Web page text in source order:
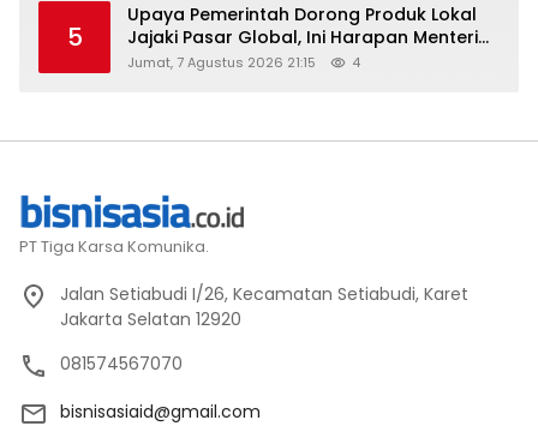
5
Upaya Pemerintah Dorong Produk Lokal
Jajaki Pasar Global, Ini Harapan Menteri
Perindustrian RI Lewat ILT dan IGT Expo
Jumat, 7 Agustus 2026 21:15 4
PT Tiga Karsa Komunika.
Jalan Setiabudi I/26, Kecamatan Setiabudi, Karet
Jakarta Selatan 12920
081574567070
bisnisasiaid@gmail.com